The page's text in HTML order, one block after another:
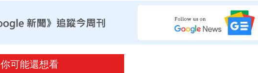
你可能還想看